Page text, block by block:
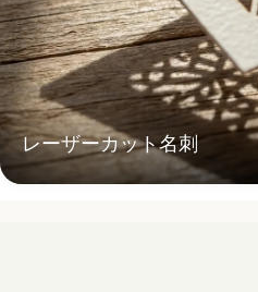
レーザーカット名刺